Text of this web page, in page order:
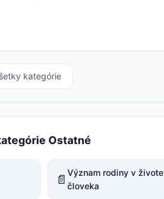
kategórie
Ostatné
📄 Význam rodiny v živote
človeka